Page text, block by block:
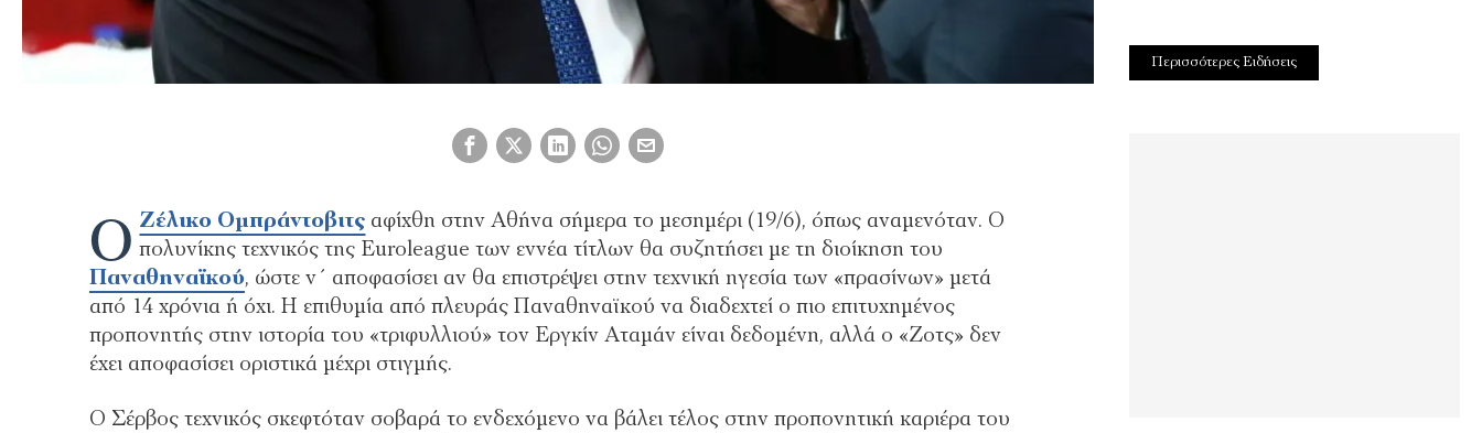
Ο Ζέλικο Ομπράντοβιτς αφίχθη στην Αθήνα σήμερα το μεσημέρι (19/6), όπως αναμενόταν. Ο
πολυνίκης τεχνικός της Euroleague των εννέα τίτλων θα συζητήσει με τη διοίκηση του
Παναθηναϊκού, ώστε ν΄ αποφασίσει αν θα επιστρέψει στην τεχνική ηγεσία των «πρασίνων» μετά
από 14 χρόνια ή όχι. Η επιθυμία από πλευράς Παναθηναϊκού να διαδεχτεί ο πιο επιτυχημένος
προπονητής στην ιστορία του «τριφυλλιού» τον Εργκίν Αταμάν είναι δεδομένη, αλλά ο «Ζοτς» δεν
έχει αποφασίσει οριστικά μέχρι στιγμής.
Ο Σέρβος τεχνικός σκεφτόταν σοβαρά το ενδεχόμενο να βάλει τέλος στην προπονητική καριέρα του
Περισσότερες Ειδήσεις